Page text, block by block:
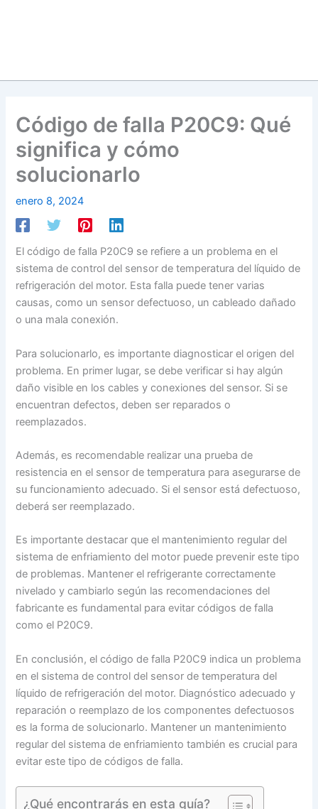
Código de falla P20C9: Qué
significa y cómo
solucionarlo
enero 8, 2024
El código de falla P20C9 se refiere a un problema en el
sistema de control del sensor de temperatura del líquido de
refrigeración del motor. Esta falla puede tener varias
causas, como un sensor defectuoso, un cableado dañado
o una mala conexión.
Para solucionarlo, es importante diagnosticar el origen del
problema. En primer lugar, se debe verificar si hay algún
daño visible en los cables y conexiones del sensor. Si se
encuentran defectos, deben ser reparados o
reemplazados.
Además, es recomendable realizar una prueba de
resistencia en el sensor de temperatura para asegurarse de
su funcionamiento adecuado. Si el sensor está defectuoso,
deberá ser reemplazado.
Es importante destacar que el mantenimiento regular del
sistema de enfriamiento del motor puede prevenir este tipo
de problemas. Mantener el refrigerante correctamente
nivelado y cambiarlo según las recomendaciones del
fabricante es fundamental para evitar códigos de falla
como el P20C9.
En conclusión, el código de falla P20C9 indica un problema
en el sistema de control del sensor de temperatura del
líquido de refrigeración del motor. Diagnóstico adecuado y
reparación o reemplazo de los componentes defectuosos
es la forma de solucionarlo. Mantener un mantenimiento
regular del sistema de enfriamiento también es crucial para
evitar este tipo de códigos de falla.
¿Qué encontrarás en esta guía?